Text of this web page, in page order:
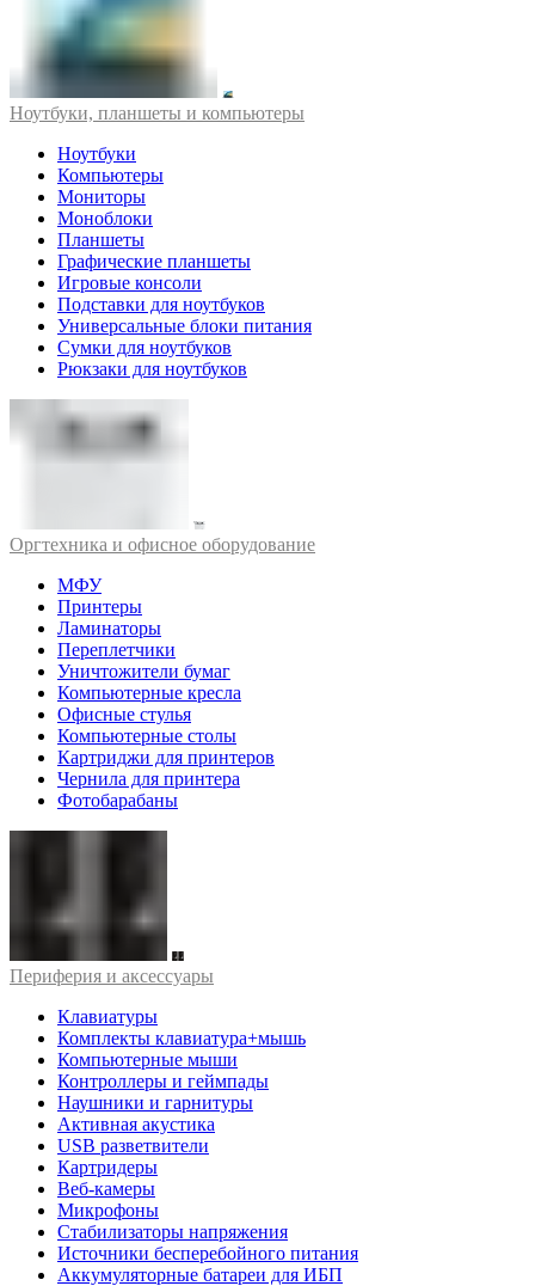
Ноутбуки, планшеты и компьютеры
Ноутбуки
Компьютеры
Мониторы
Моноблоки
Планшеты
Графические планшеты
Игровые консоли
Подставки для ноутбуков
Универсальные блоки питания
Сумки для ноутбуков
Рюкзаки для ноутбуков
Оргтехника и офисное оборудование
МФУ
Принтеры
Ламинаторы
Переплетчики
Уничтожители бумаг
Компьютерные кресла
Офисные стулья
Компьютерные столы
Картриджи для принтеров
Чернила для принтера
Фотобарабаны
Периферия и аксессуары
Клавиатуры
Комплекты клавиатура+мышь
Компьютерные мыши
Контроллеры и геймпады
Наушники и гарнитуры
Активная акустика
USB разветвители
Картридеры
Веб-камеры
Микрофоны
Стабилизаторы напряжения
Источники бесперебойного питания
Аккумуляторные батареи для ИБП